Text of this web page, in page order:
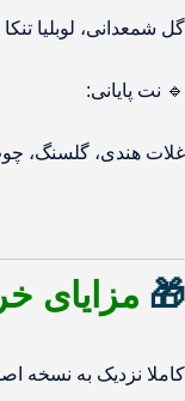
گل شمعدانی، لوبلیا
🔹 نت پایانی:
غلات هندی، گلسنگ،
🎁 مزایای
کاملا نزدیک به نسخه